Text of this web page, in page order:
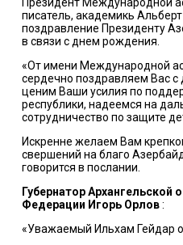
писатель, академикь
поздравление Президенту
в связи с днем рождения.
«От имени Международной
сердечно поздравляем Вас
ценим Ваши усилия по
республики, надеемся на
сотрудничество по защите
Искренне желаем Вам
свершений на благо
говорится в послании.
Губернатор Архангельской
Федерации Игорь Орлов:
«Уважаемый Ильхам Гейдар